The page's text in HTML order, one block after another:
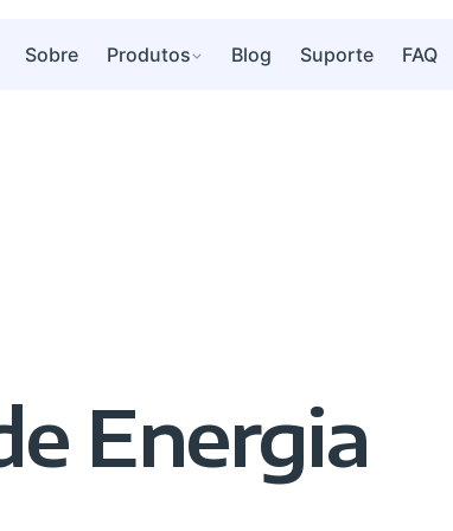
Sobre Produtos Blog Suporte FAQ
Energia